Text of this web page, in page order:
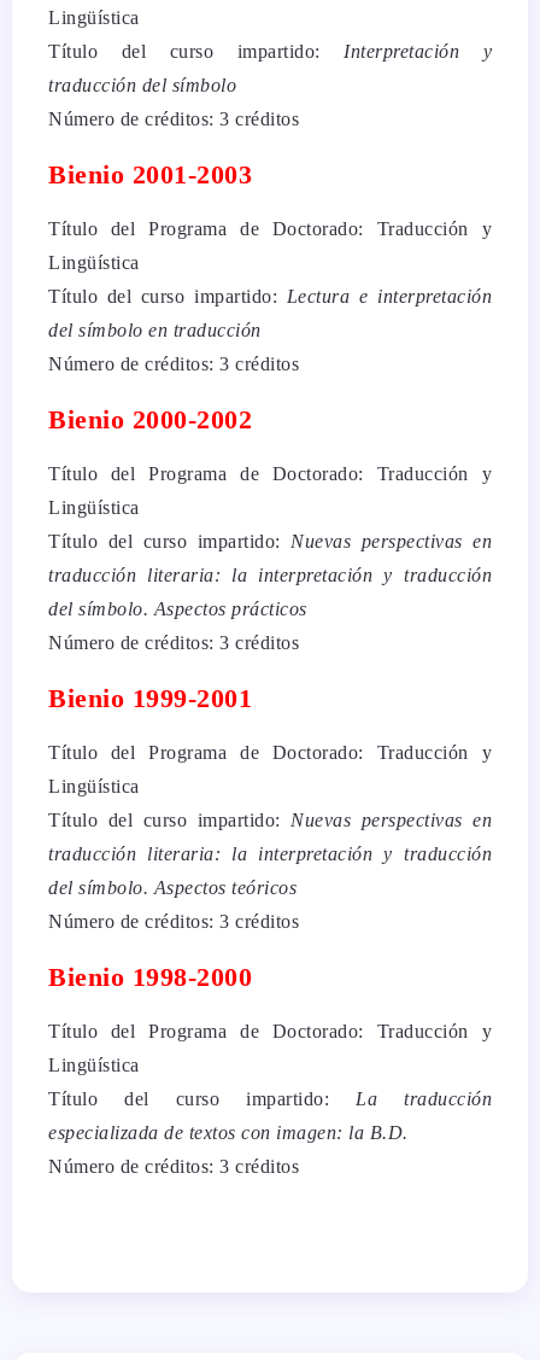
Lingüística
Título del curso impartido: Interpretación y
traducción del símbolo
Número de créditos: 3 créditos
Bienio 2001-2003
Título del Programa de Doctorado: Traducción y
Lingüística
Título del curso impartido: Lectura e interpretación
del símbolo en traducción
Número de créditos: 3 créditos
Bienio 2000-2002
Título del Programa de Doctorado: Traducción y
Lingüística
Título del curso impartido: Nuevas perspectivas en
traducción literaria: la interpretación y traducción
del símbolo. Aspectos prácticos
Número de créditos: 3 créditos
Bienio 1999-2001
Título del Programa de Doctorado: Traducción y
Lingüística
Título del curso impartido: Nuevas perspectivas en
traducción literaria: la interpretación y traducción
del símbolo. Aspectos teóricos
Número de créditos: 3 créditos
Bienio 1998-2000
Título del Programa de Doctorado: Traducción y
Lingüística
Título del curso impartido: La traducción
especializada de textos con imagen: la B.D.
Número de créditos: 3 créditos